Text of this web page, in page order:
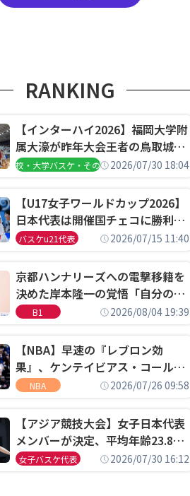
RANKING
【インターハイ2026】福岡大学附
属大濠が昨年大会王者の鳥取城北
を撃破、大阪薫英女学院は岐阜女
高校・大学バスケ・その他2026/07/30 18:04
【U17女子ワールドカップ2026】
日本代表は開催国チェコに勝利し
て予選グループ3連勝で首位通
決定
バスケu21代表 2026/07/15 11:40
京都ハンナリーズへの電撃移籍を
決めた岸本隆一の覚悟「自分のエ
ゴというちっぽけなことのため
B1 2026/08/04 19:39
【NBA】早速の『レブロン効
果』、ケンテイビアス・コールド
ウェル・ポープがセブンティシク
NBA 2026/07/26 09:58
【アジア競技大会】女子日本代表
メンバーが決定、平均年齢23.8歳
のフレッシュなメンバーが日本開
女子バスケ代表 2026/07/30 16:12